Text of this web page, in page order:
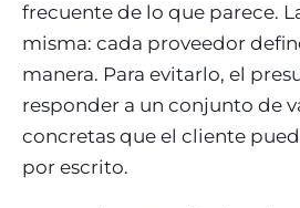
frecuente de lo que parece.
misma: cada proveedor
manera. Para evitarlo, el
responder a un conjunto de
concretas que el cliente
por escrito.